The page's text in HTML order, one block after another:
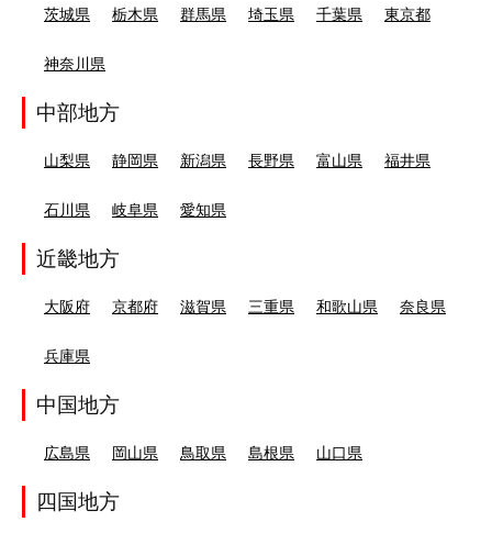
茨城県 栃木県 群馬県 埼玉県 千葉県 東京都
神奈川県
中部地方
山梨県 静岡県 新潟県 長野県 富山県 福井県
石川県 岐阜県 愛知県
近畿地方
大阪府 京都府 滋賀県 三重県 和歌山県 奈良県
兵庫県
中国地方
広島県 岡山県 鳥取県 島根県 山口県
四国地方